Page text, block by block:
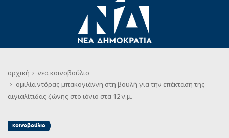
αρχική νεακοινοβούλιο
ομιλία ντόρας μπακογιάννη στη βουλή για την επέκταση της
αιγιαλίτιδας ζώνης στο ιόνιο στα 12 ν.μ.
κοινοβούλιο